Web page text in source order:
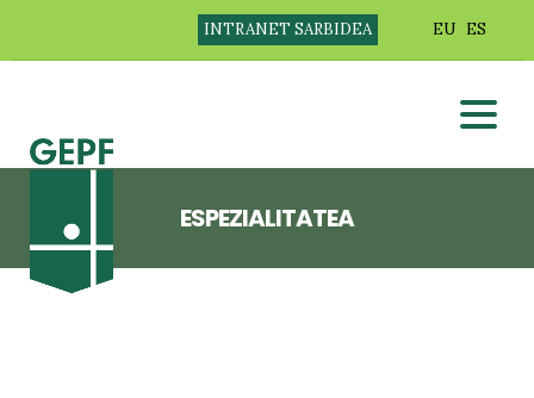
INTRANET SARBIDEA EU ES
ESPEZIALITATEA